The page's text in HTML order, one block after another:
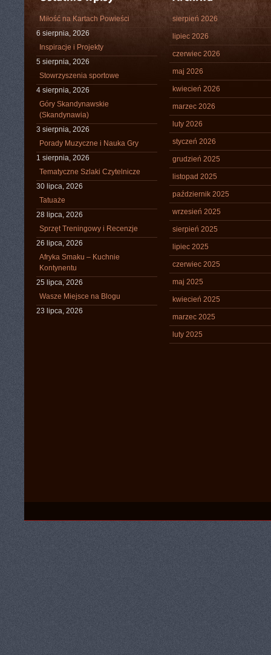
Miłość na Kartach Powieści
6 sierpnia, 2026
Inspiracje i Projekty
5 sierpnia, 2026
Stowrzyszenia sportowe
4 sierpnia, 2026
Góry Skandynawskie
(Skandynawia)
3 sierpnia, 2026
Porady Muzyczne i Nauka Gry
1 sierpnia, 2026
Tematyczne Szlaki Czytelnicze
30 lipca, 2026
Tatuaże
28 lipca, 2026
Sprzęt Treningowy i Recenzje
26 lipca, 2026
Afryka Smaku – Kuchnie
Kontynentu
25 lipca, 2026
Wasze Miejsce na Blogu
23 lipca, 2026
sierpień 2026
lipiec 2026
czerwiec 2026
maj 2026
kwiecień 2026
marzec 2026
luty 2026
styczeń 2026
grudzień 2025
listopad 2025
październik 2025
wrzesień 2025
sierpień 2025
lipiec 2025
czerwiec 2025
maj 2025
kwiecień 2025
marzec 2025
luty 2025